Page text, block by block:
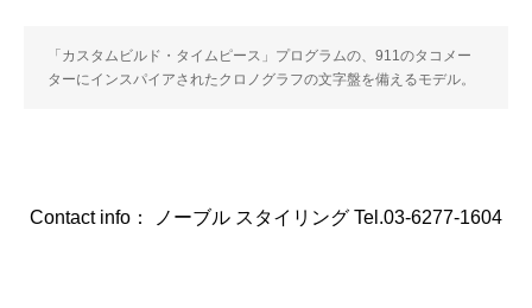
「カスタムビルド・タイムピース」プログラムの、911のタコメー
ターにインスパイアされたクロノグラフの文字盤を備えるモデル。
Contact info： ノーブル スタイリング Tel.03-6277-1604